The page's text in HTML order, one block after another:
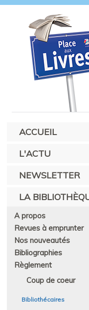
ACCUEIL
L'ACTU
NEWSLETTER
LA
A propos
Revues à emprunter
Nos nouveautés
Bibliographies
Règlement
Coup de coeur
Bibliothécaires